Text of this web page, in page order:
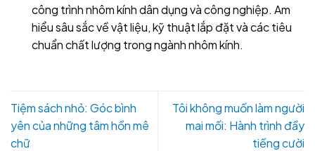
công trình nhôm kính dân dụng và công nghiệp. Am
hiểu sâu sắc về vật liệu, kỹ thuật lắp đặt và các tiêu
chuẩn chất lượng trong ngành nhôm kính.
Tiệm sách nhỏ: Góc bình
yên của những tâm hồn mê
chữ
Tôi không muốn làm người
mai mối: Hành trình đầy
tiếng cười